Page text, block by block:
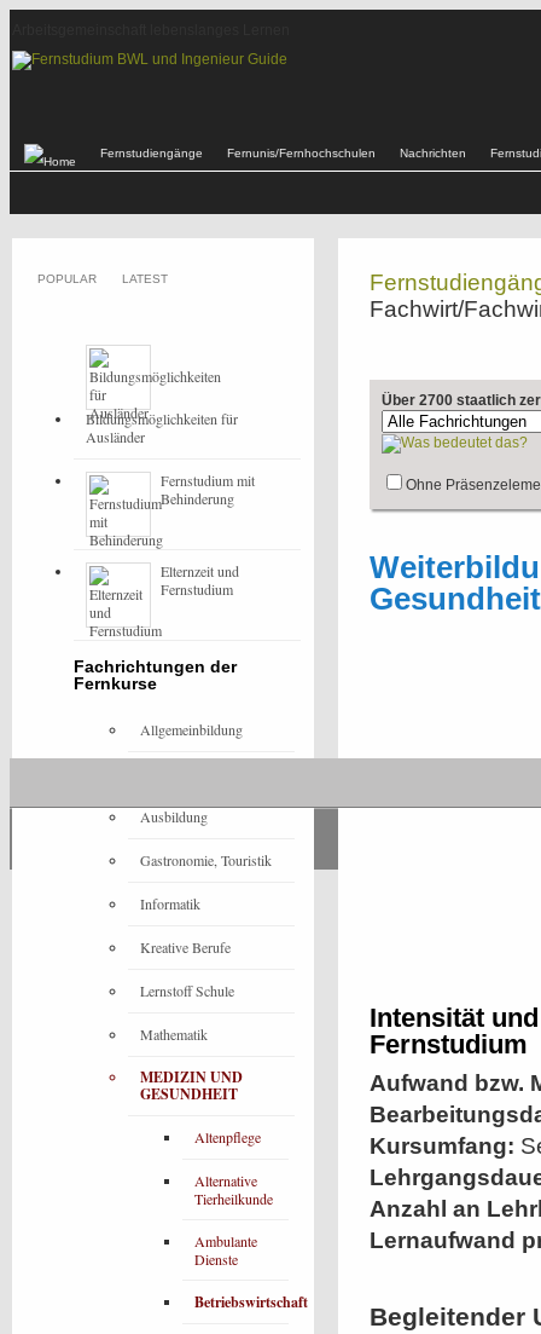
Fernstudiengänge Fernunis/Fernhochschulen Nachrichten
Fachwirt/
Über 2700 staatlich
Ohne
Intensität
Fernstudium
Aufwand bzw.
Kursumfang:
Anzahl an
Lernaufwand
Begleitender
POPULAR LATEST
Bildungsmöglichkeiten für
Ausländer
Fernstudium mit
Behinderung
Elternzeit und
Fernstudium
Fachrichtungen der
Fernkurse
Allgemeinbildung
Ausbildung
Gastronomie, Touristik
Informatik
Kreative Berufe
Lernstoff Schule
Mathematik
MEDIZIN UND
GESUNDHEIT
Altenpflege
Alternative
Tierheilkunde
Ambulante
Dienste
Betriebswirtschaft